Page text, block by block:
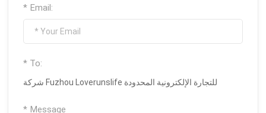
* Email:
* To:
شركة Fuzhou Loverunslife للتجارة الإلكترونية المحدودة
* Message